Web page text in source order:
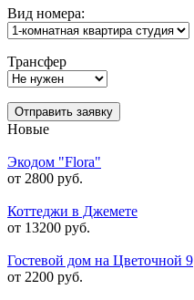
Вид номера:
Трансфер
Отправить заявку
Новые
Экодом "Flora"
от 2800 руб.
Коттеджи в Джемете
от 13200 руб.
Гостевой дом на Цветочной 9
от 2200 руб.